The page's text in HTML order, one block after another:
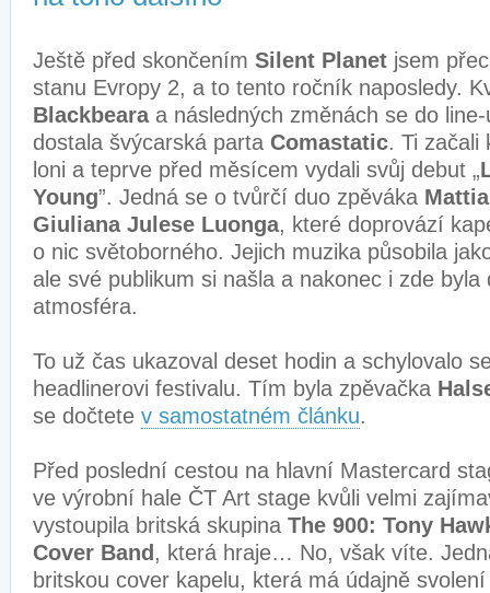
Ještě před skončením Silent Planet jsem
stanu Evropy 2, a to tento ročník naposledy.
Blackbeara a následných změnách se do
dostala švýcarská parta Comastatic. Ti začali
loni a teprve před měsícem vydali svůj debut „
Young”. Jedná se o tvůrčí duo zpěváka
Giuliana Julese Luonga, které doprovází
o nic světoborného. Jejich muzika působila
ale své publikum si našla a nakonec i zde byla
atmosféra.
To už čas ukazoval deset hodin a schylovalo
headlinerovi festivalu. Tím byla zpěvačka
se dočtete v samostatném článku.
Před poslední cestou na hlavní Mastercard
ve výrobní hale ČT Art stage kvůli velmi
vystoupila britská skupina The 900: Tony
Cover Band, která hraje… No, však víte.
britskou cover kapelu, která má údajně